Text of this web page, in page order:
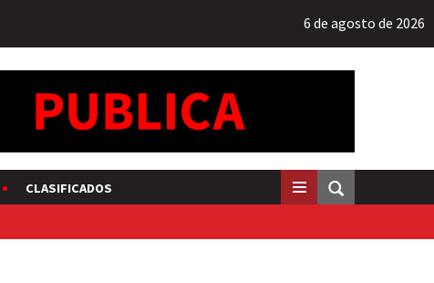
6 de agosto de 2026
CLASIFICADOS